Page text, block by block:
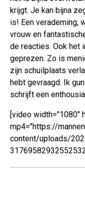
krijgt. Je kan bijna
is! Een verademing,
vrouw en
de reacties. Ook het
geprezen. Zo is
zijn schuilplaats
hebt gevraagd. Ik
schrijft een
[video width="1080"
mp4="https://
content/uploads/